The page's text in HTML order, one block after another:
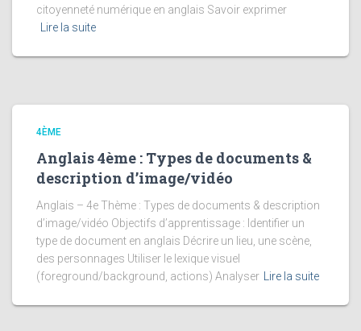
citoyenneté numérique en anglais Savoir exprimer
Lire la suite
4ÈME
Anglais 4ème : Types de documents &
description d’image/vidéo
Anglais – 4e Thème : Types de documents & description
d’image/vidéo Objectifs d’apprentissage : Identifier un
type de document en anglais Décrire un lieu, une scène,
des personnages Utiliser le lexique visuel
(foreground/background, actions) Analyser Lire la suite